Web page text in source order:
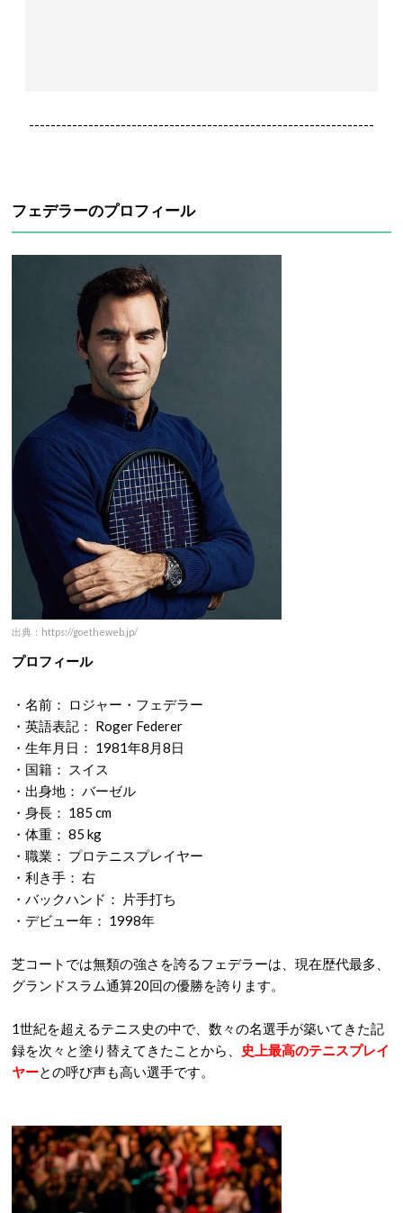
----------------------------------------------------------------
フェデラーのプロフィール
出典：https://goetheweb.jp/
プロフィール
・名前： ロジャー・フェデラー
・英語表記： Roger Federer
・生年月日： 1981年8月8日
・国籍： スイス
・出身地： バーゼル
・身長： 185 cm
・体重： 85 kg
・職業： プロテニスプレイヤー
・利き手： 右
・バックハンド： 片手打ち
・デビュー年： 1998年
芝コートでは無類の強さを誇るフェデラーは、現在歴代最多、
グランドスラム通算20回の優勝を誇ります。
1世紀を超えるテニス史の中で、数々の名選手が築いてきた記
録を次々と塗り替えてきたことから、
史上最高のテニスプレイ
ヤーとの呼び声も高い選手です。